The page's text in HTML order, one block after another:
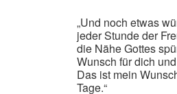
„Und noch etwas
jeder Stunde der
die Nähe Gottes
Wunsch für dich
Das ist mein
Tage.“